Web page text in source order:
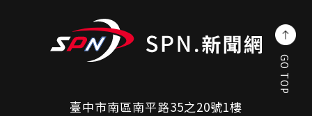
臺中市南區南平路35之20號1樓
GO TOP